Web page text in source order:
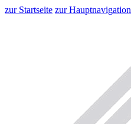
zur Startseite zur Hauptnavigation